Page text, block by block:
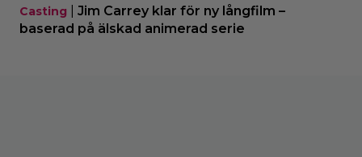
Casting
Jim Carrey klar för ny långfilm –
baserad på älskad animerad serie